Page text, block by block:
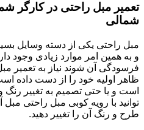
تعمیر مبل راحتی در کارگر
شمالی
مبل راحتی یکی از دسته وسایل
و به همین امر موارد زیادی وجود
فرسودگی آن شوند نیاز به تعمیر
ظاهر اولیه خود را از دست داده
است و یا حتی تصمیم به تغییر
توانید با رویه کوبی مبل راحتی مبل
طرح و رنگ آن را تغییر دهید.